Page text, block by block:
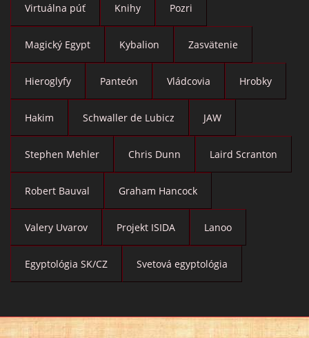
Virtuálna púť Knihy Pozri
Magický Egypt Kybalion Zasvätenie
Hieroglyfy Panteón Vládcovia Hrobky
Hakim Schwaller de Lubicz JAW
Stephen Mehler Chris Dunn Laird Scranton
Robert Bauval Graham Hancock
Valery Uvarov Projekt ISIDA Lanoo
Egyptológia SK/CZ Svetová egyptológia